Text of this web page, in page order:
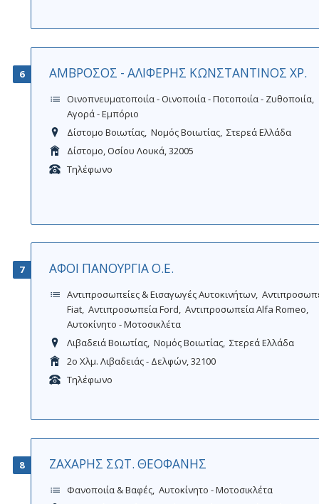
6 ΑΜΒΡΟΣΟΣ - ΑΛΙΦΕΡΗΣ ΚΩΝΣΤΑΝΤΙΝΟΣ ΧΡ.
Οινοπνευματοποιία - Οινοποιία - Ποτοποιία - Ζυθοποιία
Αγορά - Εμπόριο
Δίστομο Βοιωτίας Νομός Βοιωτίας Στερεά Ελλάδα
Δίστομο, Οσίου Λουκά, 32005
Τηλέφωνο
7 ΑΦΟΙ ΠΑΝΟΥΡΓΙΑ Ο.Ε.
Αντιπροσωπείες & Εισαγωγές Αυτοκινήτων
Fiat Αντιπροσωπεία Ford Αντιπροσωπεία Alfa Romeo
Αυτοκίνητο - Μοτοσικλέτα
Λιβαδειά Βοιωτίας Νομός Βοιωτίας Στερεά Ελλάδα
2ο Χλμ. Λιβαδειάς - Δελφών, 32100
Τηλέφωνο
8 ΖΑΧΑΡΗΣ ΣΩΤ. ΘΕΟΦΑΝΗΣ
Φανοποιία & Βαφές Αυτοκίνητο - Μοτοσικλέτα